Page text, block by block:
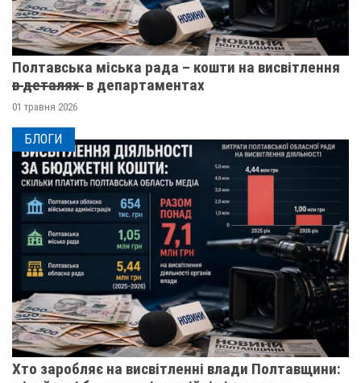
Полтавська міська рада – кошти на висвітлення
в̶ ̶д̶е̶т̶а̶л̶я̶х̶ ̶ в департаментах
01 травня 2026
БЛОГИ
Хто заробляє на висвітленні влади Полтавщини: